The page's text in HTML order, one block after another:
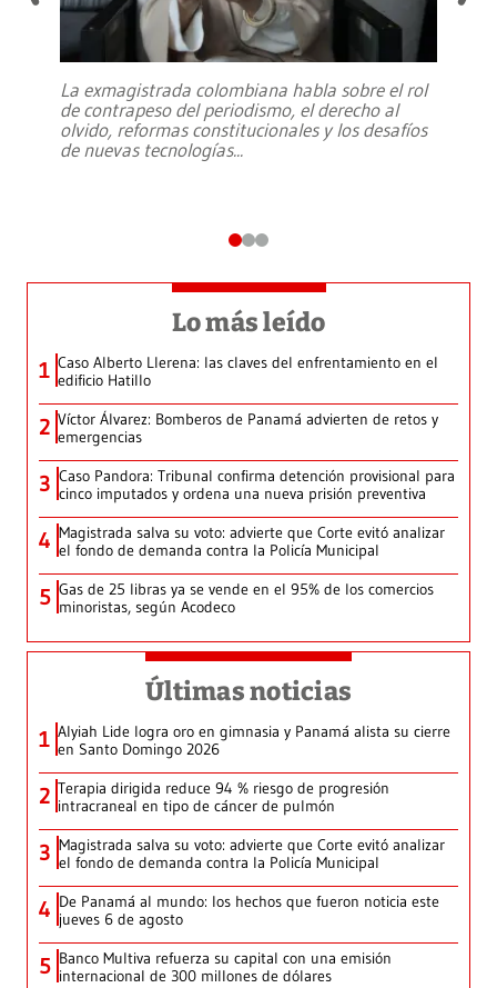
La exmagistrada colombiana habla sobre el rol
de contrapeso del periodismo, el derecho al
olvido, reformas constitucionales y los desafíos
de nuevas tecnologías...
Lo más leído
1 Caso Alberto Llerena: las claves del enfrentamiento en el
edificio Hatillo
2 Víctor Álvarez: Bomberos de Panamá advierten de retos y
emergencias
3 Caso Pandora: Tribunal confirma detención provisional para
cinco imputados y ordena una nueva prisión preventiva
4 Magistrada salva su voto: advierte que Corte evitó analizar
el fondo de demanda contra la Policía Municipal
5 Gas de 25 libras ya se vende en el 95% de los comercios
minoristas, según Acodeco
Últimas noticias
1 Alyiah Lide logra oro en gimnasia y Panamá alista su cierre
en Santo Domingo 2026
2 Terapia dirigida reduce 94 % riesgo de progresión
intracraneal en tipo de cáncer de pulmón
3 Magistrada salva su voto: advierte que Corte evitó analizar
el fondo de demanda contra la Policía Municipal
4 De Panamá al mundo: los hechos que fueron noticia este
jueves 6 de agosto
5 Banco Multiva refuerza su capital con una emisión
internacional de 300 millones de dólares